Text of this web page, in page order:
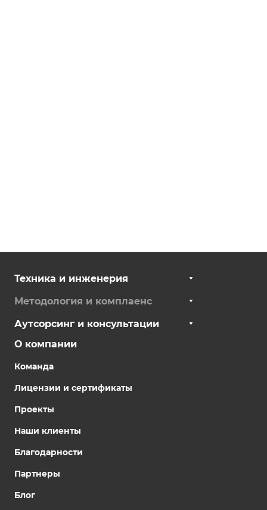
Техника и инженерия
Методология и комплаенс
Аутсорсинг и консультации
О компании
Команда
Лицензии и сертификаты
Проекты
Наши клиенты
Благодарности
Партнеры
Блог